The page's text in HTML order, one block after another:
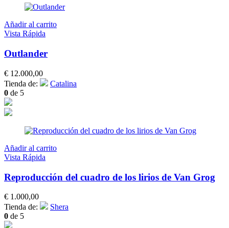
Añadir al carrito
Vista Rápida
Outlander
€ 12.000,00
Tienda de:
Catalina
0 de 5
Añadir al carrito
Vista Rápida
Reproducción del cuadro de los lirios de Van Grog
€ 1.000,00
Tienda de:
Shera
0 de 5